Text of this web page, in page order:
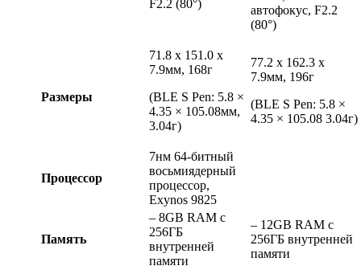
F2.2 (80°)
автофокус, F2.2
(80°)
Размеры
71.8 x 151.0 x
7.9мм, 168г
(BLE S Pen: 5.8 ×
4.35 × 105.08мм,
3.04г)
77.2 x 162.3 x
7.9мм, 196г
(BLE S Pen: 5.8 ×
4.35 × 105.08 3.04г)
Процессор
7нм 64-битный
восьмиядерный
процессор,
Exynos 9825
Память
– 8GB RAM с
256ГБ
внутренней
памяти
– 12GB RAM с
256ГБ внутренней
памяти